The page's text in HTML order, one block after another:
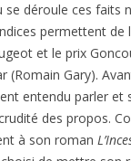
se déroule ces faits
permettent de
et le prix
(Romain Gary).
entendu parler et
des propos.
à son roman